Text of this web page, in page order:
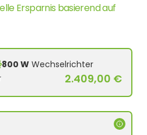
Ersparnis basierend auf
800 W Wechselrichter
2.409,00 €